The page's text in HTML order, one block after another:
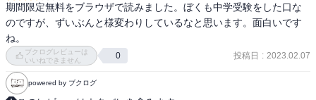
彼は、生徒を金脈と言い、スポンサーである親を口説き落として、
入塾させる。
最下位クラスはお客さんなので何もしなくて良いという黒木の方針
に反して佐倉は空回りするが、塾を辞めさせないために黒木がフォ
ローする。
期間限定無料をブラウザで読みました。ぼくも中学受験をした口な
のですが、ずいぶんと様変わりしているなと思います。面白いです
ね。
ブクログレビューは
いいねできません
0 投稿日 : 2023.02.07
powered by ブクログ